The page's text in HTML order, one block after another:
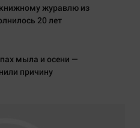
журавлю из
20 лет
мыла и осени —
причину